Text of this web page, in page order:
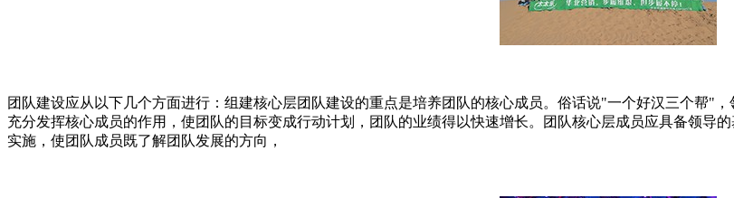
团队建设应从以下几个方面进行：组建核心层团队建设的重点是培养团队的核心成员。俗话说"一个好汉三个帮"
充分发挥核心成员的作用，使团队的目标变成行动计划，团队的业绩得以快速增长。团队核心层成员应具备领导
实施，使团队成员既了解团队发展的方向，